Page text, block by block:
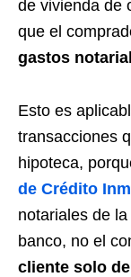
de vivienda de
que el
gastos
Esto es
transacciones
hipoteca,
de Crédito
notariales de
banco, no el
cliente solo